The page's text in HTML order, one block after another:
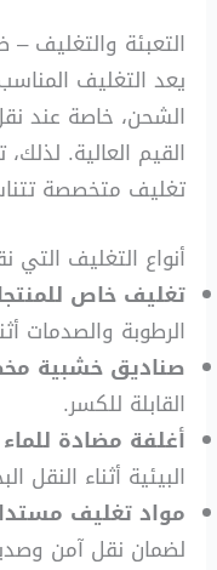
التعبئة والتغليف
يعد التغليف
الشحن، خاصة عند
القيم العالية.
تغليف متخصصة
أنواع التغليف التي
تغليف خاص
الرطوبة والصدمات
صناديق خشبية
القابلة للكسر.
أغلفة مضادة
البيئية أثناء النقل
مواد تغليف
لضمان نقل آمن